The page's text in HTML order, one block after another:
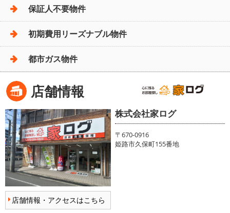
保証人不要物件
初期費用リーズナブル物件
都市ガス物件
店舗情報
店舗情報・アクセスはこちら
株式会社家ログ
〒670-0916
姫路市久保町155番地